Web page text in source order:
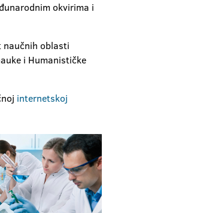
okvirima i
oblasti
i Humanističke
internetskoj